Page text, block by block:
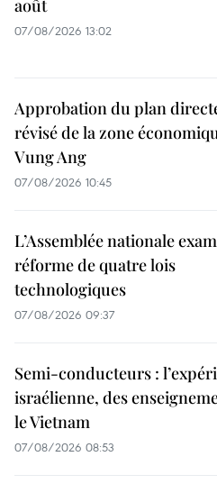
août
07/08/2026 13:02
Approbation du plan
révisé de la zone
Vung Ang
07/08/2026 10:45
L’Assemblée nationale
réforme de quatre lois
technologiques
07/08/2026 09:37
Semi-conducteurs :
israélienne, des
le Vietnam
07/08/2026 08:53